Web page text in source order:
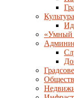
Культура
«Умный